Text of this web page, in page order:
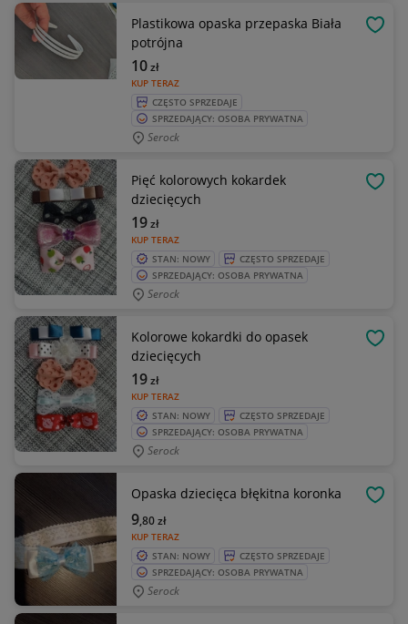
Plastikowa opaska przepaska Biała
potrójna
KUP TERAZ
10zł
CZĘSTO SPRZEDAJE
SPRZEDAJĄCY: OSOBA PRYWATNA
Serock
Pięć kolorowych kokardek
dziecięcych
KUP TERAZ
19zł
STAN: NOWY
CZĘSTO SPRZEDAJE
SPRZEDAJĄCY: OSOBA PRYWATNA
Serock
Kolorowe kokardki do opasek
dziecięcych
KUP TERAZ
19zł
STAN: NOWY
CZĘSTO SPRZEDAJE
SPRZEDAJĄCY: OSOBA PRYWATNA
Serock
Opaska dziecięca błękitna koronka
KUP TERAZ
9,80zł
STAN: NOWY
CZĘSTO SPRZEDAJE
SPRZEDAJĄCY: OSOBA PRYWATNA
Serock